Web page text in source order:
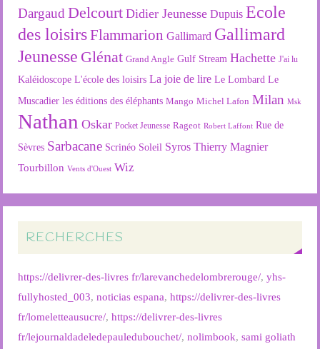
Dargaud Delcourt Didier Jeunesse Dupuis Ecole
des loisirsFlammarion Gallimard Gallimard
Jeunesse Glénat Grand Angle Gulf Stream Hachette J'ai lu
Kaléidoscope L'école des loisirs La joie de lire Le Lombard Le
Muscadier les éditions des éléphants Mango Michel Lafon Milan Msk
Nathan Oskar Pocket Jeunesse Rageot Robert Laffont Rue de
Sèvres Sarbacane Scrinéo Soleil Syros Thierry Magnier
Tourbillon Vents d'Ouest Wiz
RECHERCHES
https://delivrer-des-livres fr/larevanchedelombrerouge/,yhs-
fullyhosted_003,noticias espana,https://delivrer-des-livres
fr/lomeletteausucre/,https://delivrer-des-livres
fr/lejournaldadeledepauledubouchet/,nolimbook,sami goliath